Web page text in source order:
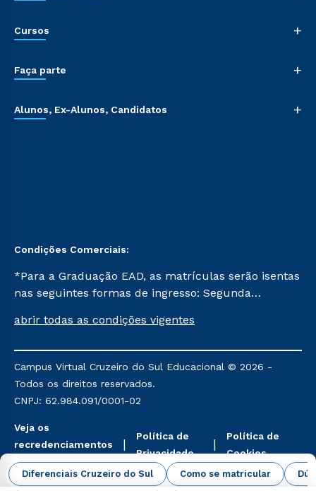
Diferenciais Cruzeiro do Sul Como se matricular
Cursos +
Faça parte +
Alunos, Ex-Alunos, Candidatos +
Condições Comerciais:
*Para a Graduação EAD, as matrículas serão isentas
nas seguintes formas de ingresso: Segunda
Já para as demais, a taxa de matrícula será de R$
mencionadas são referentes aos cursos: Ensino
Religioso, Geografia para a Docência e Metodologia
do Ensino de História: Questões Atuais.
abrir todas as condições vigentes
Campus Virtual Cruzeiro do Sul Educacional © 2026 -
Todos os direitos reservados.
CNPJ: 62.984.091/0001-02
Veja os
recredenciamentos
aqui
Política de
Privacidade
Política de
Cookies